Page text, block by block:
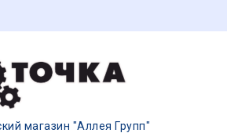
магазин "Аллея Групп"